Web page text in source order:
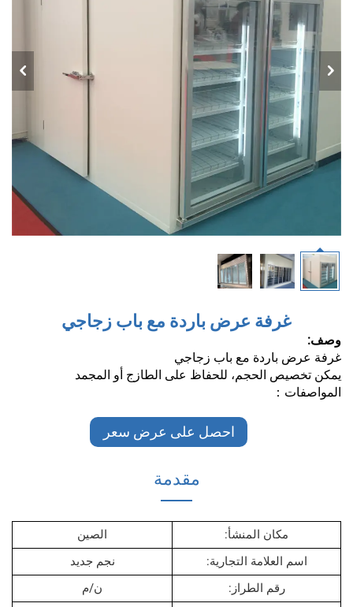
غرفة عرض باردة مع باب زجاجي
باردة مع باب زجاجي
الحجم، للحفاظ على الطازج أو المجمد
：
احصل على عرض سعر
مكان المنشأ:
العلامة التجارية: